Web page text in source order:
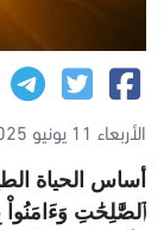
الأربعاء 11 يونيو 2025 01:56 م
أساس الحياة
ٱلصَّٰلِحَٰتِ